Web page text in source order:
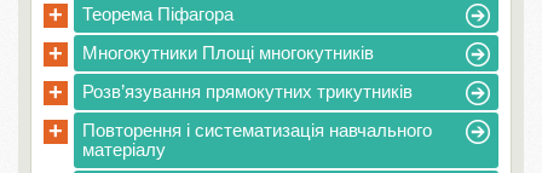
+ Теорема Піфагора
+ Многокутники Площі многокутників
+ Розв’язування прямокутних трикутників
+
Повторення і систематизація навчального
матеріалу